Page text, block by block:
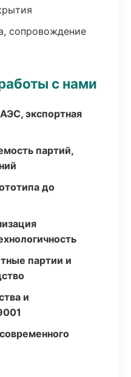
сопровождение
с нами
экспортная
партий,
до
партии и
и